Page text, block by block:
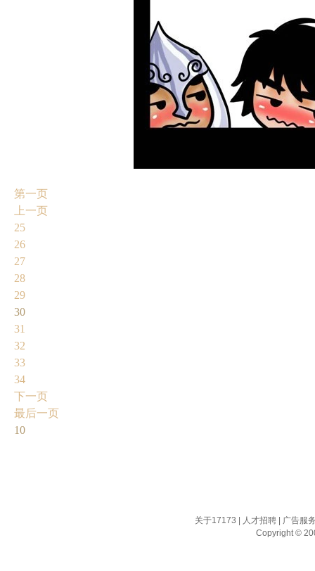
第一页
上一页
25
26
27
28
29
30
31
32
33
34
下一页
最后一页
10
关于17173 人才招聘
广告服
Copyright ©